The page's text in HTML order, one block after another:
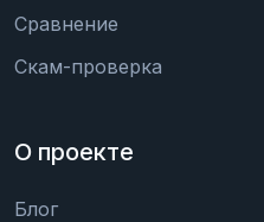
Сравнение
Скам-проверка
О проекте
Блог